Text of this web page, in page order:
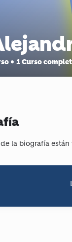
• 1Curso
la biografía están